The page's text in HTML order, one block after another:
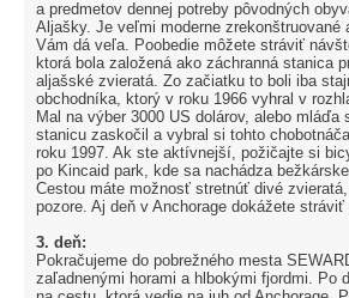
a predmetov dennej potreby pôvodných
Aljašky. Je veľmi moderne zrekonštruované
Vám dá veľa. Poobedie môžete stráviť
ktorá bola založená ako záchranná stanica
aljašské zvieratá. Zo začiatku to boli iba
obchodníka, ktorý v roku 1966 vyhral v
Mal na výber 3000 US dolárov, alebo mláďa
stanicu zaskočil a vybral si tohto
roku 1997. Ak ste aktívnejší, požičajte si
po Kincaid park, kde sa nachádza
Cestou máte možnosť stretnúť divé
pozore. Aj deň v Anchorage dokážete
3. deň:
Pokračujeme do pobrežného mesta
zaľadnenými horami a hlbokými fjordmi. Po